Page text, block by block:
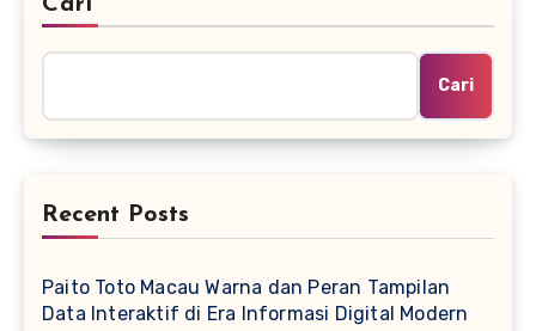
Cari
Cari
Recent Posts
Paito Toto Macau Warna dan Peran Tampilan
Data Interaktif di Era Informasi Digital Modern